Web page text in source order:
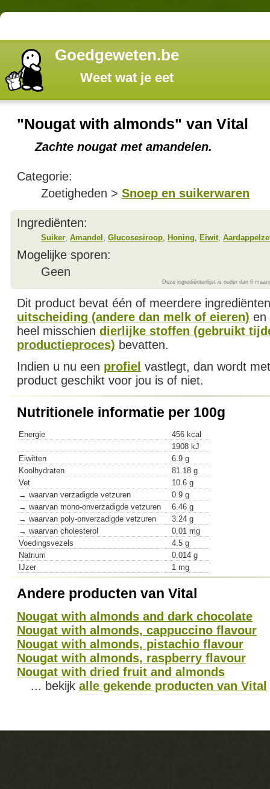
Goedgeweten.be
Weet wat je eet
"Nougat with almonds" van Vital
Zachte nougat met amandelen.
Categorie:
Zoetigheden > Snoep en suikerwaren
Ingrediënten:
Suiker Amandel Glucosesiroop Honing Eiwit
Mogelijke sporen:
Geen
Deze ingrediëntenlijst is ouder dan 6
Dit product bevat één of meerdere
uitscheiding (andere dan melk of eieren) en
heel misschien dierlijke stoffen (gebruikt
productieproces) bevatten.
Indien u nu een profiel vastlegt, dan wordt
product geschikt voor jou is of niet.
Nutritionele informatie per 100g
Energie
456 kcal
1908 kJ
Eiwitten
6.9 g
Koolhydraten
81.18 g
Vet
10.6 g
→ waarvan verzadigde vetzuren
0.9 g
→ waarvan mono-onverzadigde vetzuren
6.46 g
→ waarvan poly-onverzadigde vetzuren
3.24 g
→ waarvan cholesterol
0.01 mg
Voedingsvezels
4.5 g
Natrium
0.014 g
IJzer
1 mg
Andere producten van Vital
Nougat with almonds and dark chocolate
Nougat with almonds, cappuccino flavour
Nougat with almonds, pistachio flavour
Nougat with almonds, raspberry flavour
Nougat with dried fruit and almonds
... bekijk alle gekende producten van Vital